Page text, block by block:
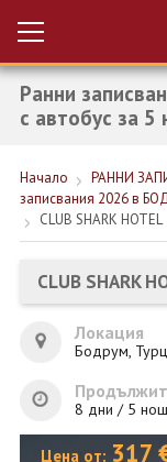
Вход за
НОВА ГОДИНА
НОВА ГОДИНА
ПОЧИВКИ
КРУИЗИ
ЕКЗОТИКА
Ранни
с автобус за 5
Начало РАННИ
записвания 2026 в
CLUB SHARK HOTEL
CLUB SHARK
Локация
Бодрум,
8 дни / 5
Цена от: 317